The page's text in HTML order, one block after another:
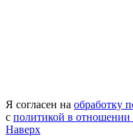
Я согласен на обработку
с политикой в отношении
Наверх